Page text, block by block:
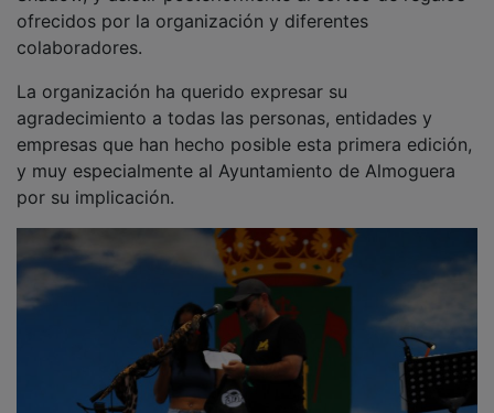
ofrecidos por la organización y diferentes
colaboradores.
agradecimiento a todas las personas, entidades y
empresas que han hecho posible esta primera edición,
y muy especialmente al Ayuntamiento de Almoguera
por su implicación.